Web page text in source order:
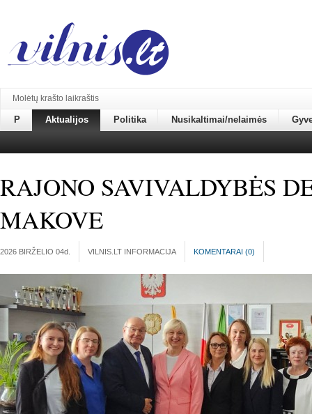
Molėtų krašto laikraštis
P Aktualijos Politika Nusikaltimai/nelaimės
RAJONO SAVIVALDYBĖS
MAKOVE
2026 BIRŽELIO 04d. VILNIS.LT INFORMACIJA KOMENTARAI (0)